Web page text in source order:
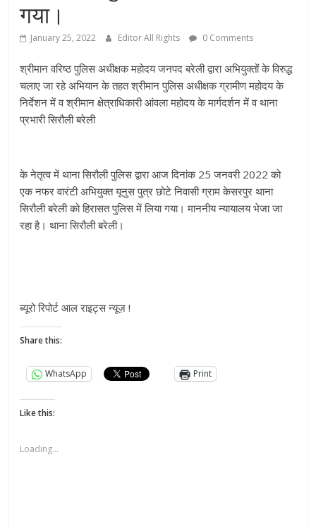
गया।
January 25, 2022 Editor All Rights 0 Comments
श्रीमान वरिष्ठ पुलिस अधीक्षक महोदय जनपद बरेली द्वारा अभियुक्तों के विरुद्ध
चलाए जा रहे अभियान के तहत श्रीमान पुलिस अधीक्षक ग्रामीण महोदय के
निर्देशन में व श्रीमान क्षेत्राधिकारी आंवला महोदय के मार्गदर्शन में व थाना
प्रभारी सिरौली बरेली
के नेतृत्व में थाना सिरौली पुलिस द्वारा आज दिनांक 25 जनवरी 2022 को
एक नफर वारंटी अभियुक्त यूनुस पुत्र छोटे निवासी ग्राम केसरपुर थाना
सिरौली बरेली को हिरासत पुलिस में लिया गया। माननीय न्यायालय भेजा जा
रहा है। थाना सिरौली बरेली।
ब्यूरो रिपोर्ट आल राइट्स न्यूज़ !
Share this:
WhatsApp Print
Like this:
Loading...